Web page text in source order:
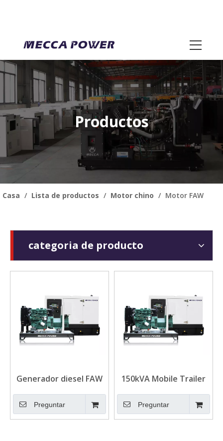
Productos
Casa / Lista de productos / Motor chino / Motor FAW
categoria de producto
Generador diesel FAW
continuo de 200kVA con
alternador sin
escobillas
Preguntar
150kVA Mobile Trailer
Montado FAW DIESEL
GENERADOR PARA
STANDBY
Preguntar